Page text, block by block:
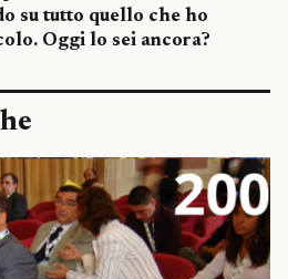
su tutto quello che ho
Oggi lo sei ancora?